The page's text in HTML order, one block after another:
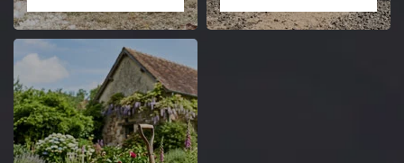
Dessouchage arbre
et haie 18